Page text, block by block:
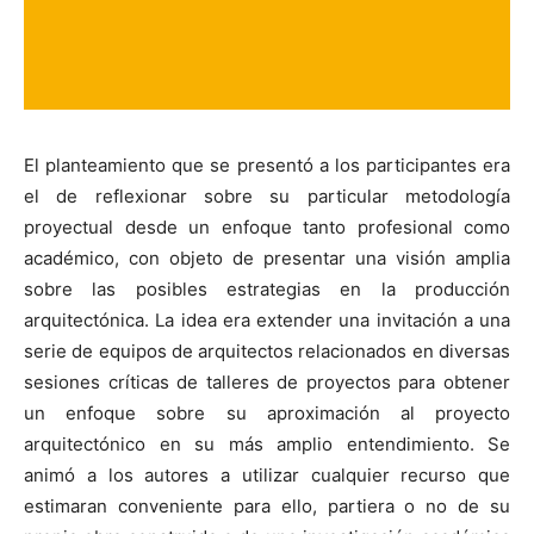
El planteamiento que se presentó a los participantes era
el de reflexionar sobre su particular metodología
proyectual desde un enfoque tanto profesional como
académico, con objeto de presentar una visión amplia
sobre las posibles estrategias en la producción
arquitectónica. La idea era extender una invitación a una
serie de equipos de arquitectos relacionados en diversas
sesiones críticas de talleres de proyectos para obtener
un enfoque sobre su aproximación al proyecto
arquitectónico en su más amplio entendimiento. Se
animó a los autores a utilizar cualquier recurso que
estimaran conveniente para ello, partiera o no de su